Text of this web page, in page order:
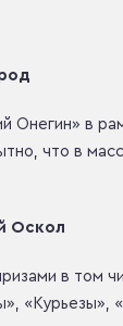
в
что в
Оскол
в
«Курьезы»,